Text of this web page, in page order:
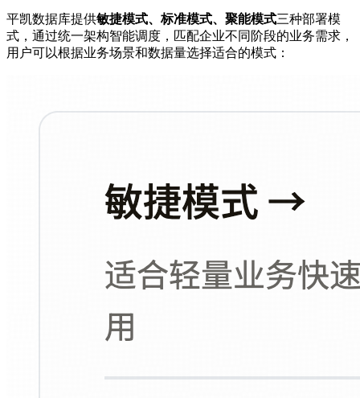
平凯数据库提供敏捷模式、标准模式、聚能模式三种部署模
式，通过统一架构智能调度，匹配企业不同阶段的业务需求，
用户可以根据业务场景和数据量选择适合的模式：